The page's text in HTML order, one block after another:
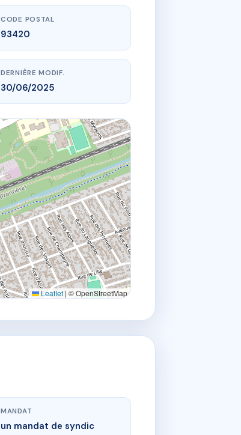
CODE POSTAL
93420
DERNIÈRE MODIF.
30/06/2025
Leaflet | © OpenStreetMap
MANDAT
un mandat de syndic